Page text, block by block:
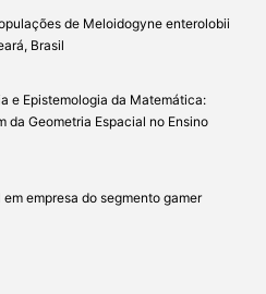
de Meloidogyne enterolobii
Brasil
e Epistemologia da Matemática:
da Geometria Espacial no Ensino
empresa do segmento gamer